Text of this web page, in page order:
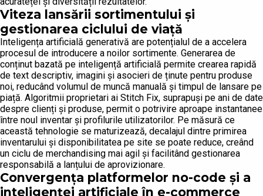
Viteza lansării sortimentului și
gestionarea ciclului de viață
Inteligența artificială generativă are potențialul de a accelera
procesul de introducere a noilor sortimente. Generarea de
conținut bazată pe inteligență artificială permite crearea rapidă
de text descriptiv, imagini și asocieri de ținute pentru produse
noi, reducând volumul de muncă manuală și timpul de lansare pe
piață. Algoritmii proprietari ai Stitch Fix, suprapuși pe ani de date
despre clienți și produse, permit o potrivire aproape instantanee
între noul inventar și profilurile utilizatorilor. Pe măsură ce
această tehnologie se maturizează, decalajul dintre primirea
inventarului și disponibilitatea pe site se poate reduce, creând
un ciclu de merchandising mai agil și facilitând gestionarea
responsabilă a lanțului de aprovizionare.
Convergența platformelor no-code și a
inteligenței artificiale în e-commerce